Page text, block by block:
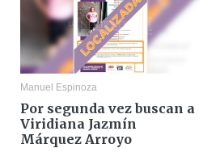
Manuel Espinoza
Por segunda vez buscan a
Viridiana Jazmín
Márquez Arroyo